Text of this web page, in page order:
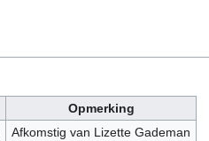
Opmerking
Afkomstig van Lizette Gademan